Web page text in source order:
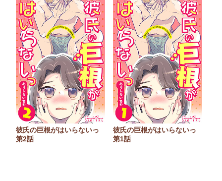
彼氏の巨根がはいらないっ
第2話
彼氏の巨根がはいらないっ
第1話